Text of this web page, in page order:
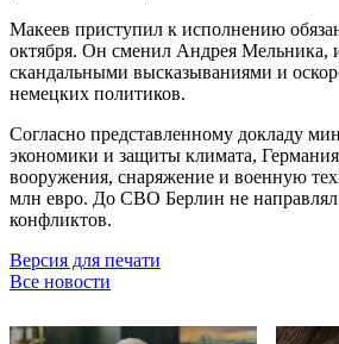
Макеев приступил к исполнению
октября. Он сменил Андрея Мельника,
скандальными высказываниями и
немецких политиков.
Согласно представленному докладу
экономики и защиты климата,
вооружения, снаряжение и военную
млн евро. До СВО Берлин не
конфликтов.
Версия для печати
Все новости